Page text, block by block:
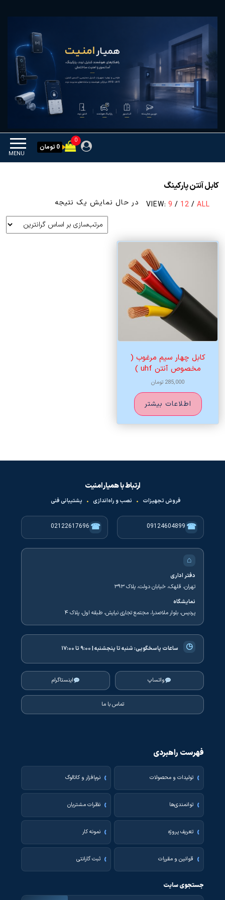
همیار امنیت
MENU
0
0 تومان
کابل آنتن پارکینگ
VIEW: 9 / 12 / ALL در حال نمایش یک نتیجه
کابل چهار سیم مرغوب (
مخصوص آنتن uhf )
285,000 تومان
اطلاعات بیشتر
ارتباط با همیار امنیت
فروش تجهیزات • نصب و راه‌اندازی • پشتیبانی فنی
☎
09124604899
☎
02122617696
⌂
دفتر اداری
تهران، قلهک، خیابان دولت، پلاک ۳۹۳
نمایشگاه
پردیس، بلوار ملاصدرا، مجتمع تجاری نیایش، طبقه اول، پلاک ۴
◷ ساعات پاسخگویی:شنبه تا پنجشنبه | ۹:۰۰ تا ۱۷:۰۰
واتساپ اینستاگرام
تماس با ما
فهرست راهبردی
تولیدات و محصولات نرم‌افزار و کاتالوگ
توانمندی‌ها نظرات مشتریان
تعریف پروژه نمونه کار
قوانین و مقررات ثبت گارانتی
جستجوی سایت